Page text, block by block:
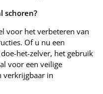
schoren?
voor het verbeteren van
Of u nu een
het-zelver, het gebruik
voor een veilige
verkrijgbaar in